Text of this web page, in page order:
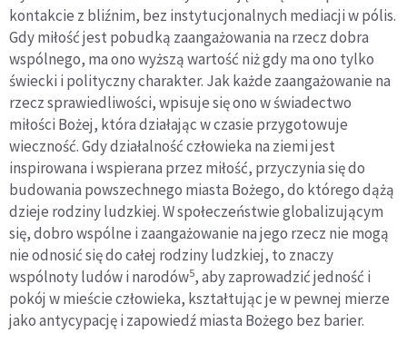
kontakcie z bliźnim, bez instytucjonalnych mediacji w pólis.
Gdy miłość jest pobudką zaangażowania na rzecz dobra
wspólnego, ma ono wyższą wartość niż gdy ma ono tylko
świecki i polityczny charakter. Jak każde zaangażowanie na
rzecz sprawiedliwości, wpisuje się ono w świadectwo
miłości Bożej, która działając w czasie przygotowuje
wieczność. Gdy działalność człowieka na ziemi jest
inspirowana i wspierana przez miłość, przyczynia się do
budowania powszechnego miasta Bożego, do którego dążą
dzieje rodziny ludzkiej. W społeczeństwie globalizującym
się, dobro wspólne i zaangażowanie na jego rzecz nie mogą
nie odnosić się do całej rodziny ludzkiej, to znaczy
wspólnoty ludów i narodów5, aby zaprowadzić jedność i
pokój w mieście człowieka, kształtując je w pewnej mierze
jako antycypację i zapowiedź miasta Bożego bez barier.